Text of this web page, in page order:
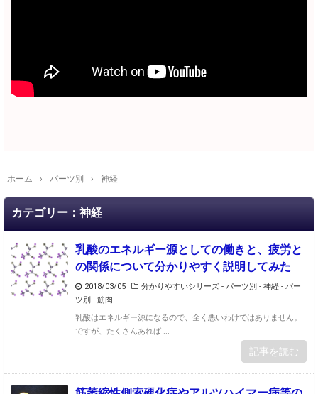
ホーム › パーツ別 › 神経
カテゴリー：神経
乳酸のエネルギー源としての働きと、疲労と
の関係について分かりやすく説明してみた
2018/03/05 分かりやすいシリーズ - パーツ別 - 神経 - パー
ツ別 - 筋肉
乳酸はエネルギー源になるので、全く悪いわけではありません。
ですが、たくさんあれば ...
記事を読む